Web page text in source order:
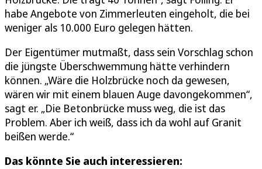
habe Angebote von Zimmerleuten eingeholt, die bei
weniger als 10.000 Euro gelegen hätten.
Der Eigentümer mutmaßt, dass sein Vorschlag schon
die jüngste Überschwemmung hätte verhindern
können. „Wäre die Holzbrücke noch da gewesen,
wären wir mit einem blauen Auge davongekommen“,
sagt er. „Die Betonbrücke muss weg, die ist das
Problem. Aber ich weiß, dass ich da wohl auf Granit
beißen werde.“
Das könnte Sie auch interessieren: